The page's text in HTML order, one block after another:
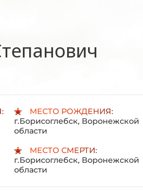
МЕСТО РОЖДЕНИЯ:
г.Борисоглебск, Воронежской
области
МЕСТО СМЕРТИ:
г.Борисоглебск, Воронежской
области